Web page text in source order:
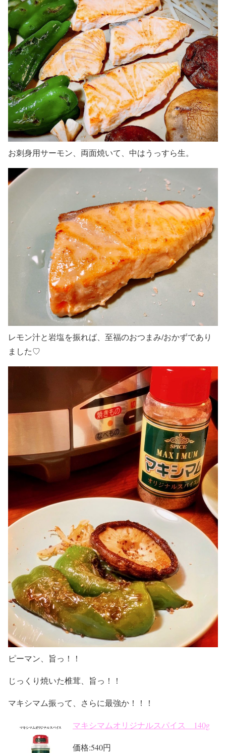
お刺身用サーモン、両面焼いて、中はうっすら生。
レモン汁と岩塩を振れば、至福のおつまみ/おかずであり
ました♡
ピーマン、旨っ！！
じっくり焼いた椎茸、旨っ！！
マキシマム振って、さらに最強か！！！
マキシマムオリジナルスパイス 140g
価格:540円